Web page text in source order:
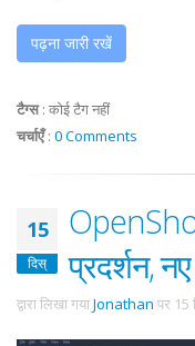
पढ़ना जारी रखें
टैग्स: कोई टैग नहीं
चर्चाएँ: 0 Comments
15
दिस्
प्रदर्शन,
द्वारा लिखा गयाJonathan पर 15